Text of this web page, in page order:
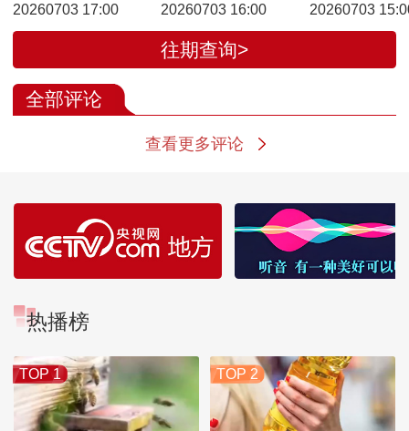
20260703 17:00
20260703 16:00
20260703
往期查询>
全部评论
查看更多评论
热播榜
TOP 1 TOP 2